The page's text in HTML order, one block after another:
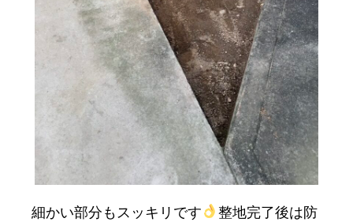
細かい部分もスッキリです
整地完了後は防